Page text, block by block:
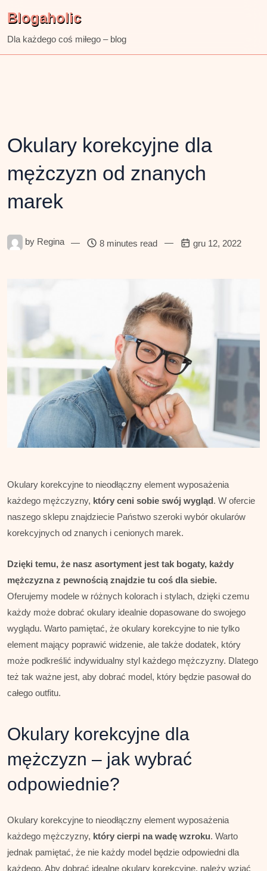
content
Blogaholic
Dla każdego coś miłego – blog
Okulary korekcyjne dla
mężczyzn od znanych
marek
by Regina — 8 minutes read — gru 12, 2022
Okulary korekcyjne to nieodłączny element wyposażenia
każdego mężczyzny, który ceni sobie swój wygląd. W ofercie
naszego sklepu znajdziecie Państwo szeroki wybór okularów
korekcyjnych od znanych i cenionych marek.
Dzięki temu, że nasz asortyment jest tak bogaty, każdy
mężczyzna z pewnością znajdzie tu coś dla siebie.
Oferujemy modele w różnych kolorach i stylach, dzięki czemu
każdy może dobrać okulary idealnie dopasowane do swojego
wyglądu. Warto pamiętać, że okulary korekcyjne to nie tylko
element mający poprawić widzenie, ale także dodatek, który
może podkreślić indywidualny styl każdego mężczyzny. Dlatego
też tak ważne jest, aby dobrać model, który będzie pasował do
całego outfitu.
Okulary korekcyjne dla
mężczyzn – jak wybrać
odpowiednie?
Okulary korekcyjne to nieodłączny element wyposażenia
każdego mężczyzny, który cierpi na wadę wzroku. Warto
jednak pamiętać, że nie każdy model będzie odpowiedni dla
każdego. Aby dobrać idealne okulary korekcyjne, należy wziąć